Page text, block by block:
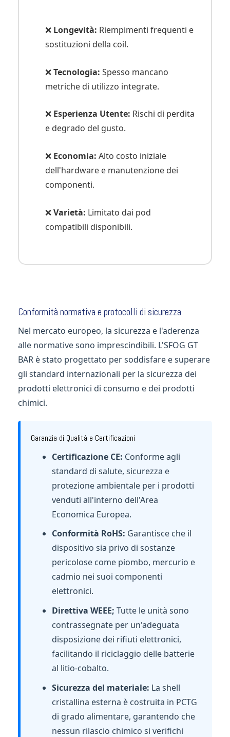
❌ Longevità: Riempimenti frequenti e
sostituzioni della coil.
❌Tecnologia: Spesso mancano
metriche di utilizzo integrate.
❌ Esperienza Utente: Rischi di perdita
e degrado del gusto.
❌ Economia: Alto costo iniziale
dell'hardware e manutenzione dei
componenti.
❌Varietà: Limitato dai pod
compatibili disponibili.
Conformità normativa e protocolli di sicurezza
Nel mercato europeo, la sicurezza e l'aderenza
alle normative sono imprescindibili. L'SFOG GT
BAR è stato progettato per soddisfare e superare
gli standard internazionali per la sicurezza dei
prodotti elettronici di consumo e dei prodotti
chimici.
Garanzia di Qualità e Certificazioni
Certificazione CE: Conforme agli
standard di salute, sicurezza e
protezione ambientale per i prodotti
venduti all'interno dell'Area
Economica Europea.
Conformità RoHS: Garantisce che il
dispositivo sia privo di sostanze
pericolose come piombo, mercurio e
cadmio nei suoi componenti
elettronici.
Direttiva WEEE; Tutte le unità sono
contrassegnate per un'adeguata
disposizione dei rifiuti elettronici,
facilitando il riciclaggio delle batterie
al litio-cobalto.
Sicurezza del materiale: La shell
cristallina esterna è costruita in PCTG
di grado alimentare, garantendo che
nessun rilascio chimico si verifichi